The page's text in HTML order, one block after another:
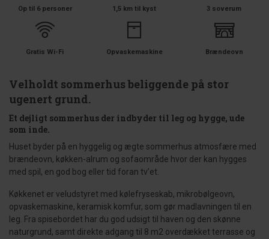
Op til 6 personer 1,5 km til kyst 3 soverum
Gratis Wi-Fi Opvaskemaskine Brændeovn
Velholdt sommerhus beliggende på stor
ugenert grund.
Et dejligt sommerhus der indbyder til leg og hygge, ude
som inde.
Huset byder på en hyggelig og ægte sommerhus atmosfære med
brændeovn, køkken-alrum og sofaområde hvor der kan hygges
med spil, en god bog eller tid foran tv’et.
Køkkenet er veludstyret med kølefryseskab, mikrobølgeovn,
opvaskemaskine, keramisk komfur, som gør madlavningen til en
leg. Fra spisebordet har du god udsigt til haven og den skønne
naturgrund, samt direkte adgang til 8 m2 overdækket terrasse og